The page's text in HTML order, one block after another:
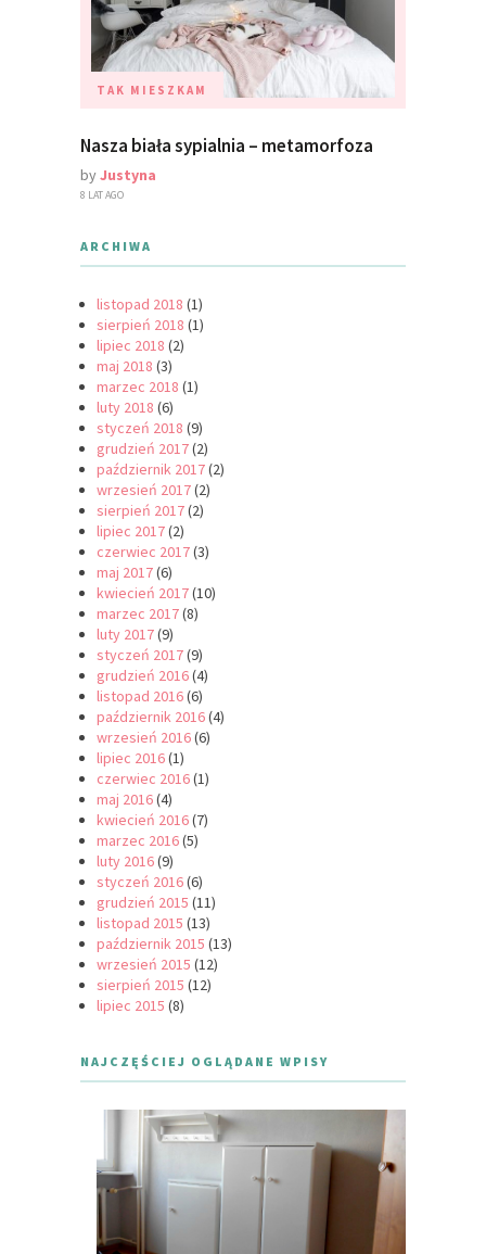
TAK MIESZKAM
Nasza biała sypialnia – metamorfoza
byJustyna
8 LAT AGO
ARCHIWA
listopad 2018 (1)
sierpień 2018 (1)
lipiec 2018 (2)
maj 2018 (3)
marzec 2018 (1)
luty 2018 (6)
styczeń 2018 (9)
grudzień 2017(2)
październik 2017(2)
wrzesień 2017(2)
sierpień 2017(2)
lipiec 2017(2)
czerwiec 2017(3)
maj 2017(6)
kwiecień 2017(10)
marzec 2017(8)
luty 2017(9)
styczeń 2017(9)
grudzień 2016(4)
listopad 2016(6)
październik 2016(4)
wrzesień 2016(6)
lipiec 2016(1)
czerwiec 2016(1)
maj 2016(4)
kwiecień 2016(7)
marzec 2016(5)
luty 2016(9)
styczeń 2016(6)
grudzień 2015 (11)
listopad 2015 (13)
październik 2015 (13)
wrzesień 2015 (12)
sierpień 2015 (12)
lipiec 2015 (8)
NAJCZĘŚCIEJ OGLĄDANE WPISY